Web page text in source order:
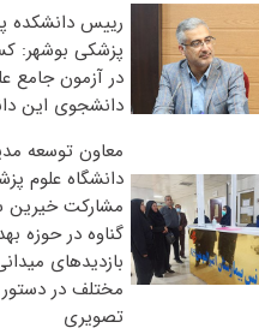
رییس دانشکده
پزشکی بوشهر:
در آزمون جامع
دانشجوی این
معاون توسعه
دانشگاه علوم
مشارکت خیرین
گناوه در حوزه
بازدیدهای
مختلف در
تصویری